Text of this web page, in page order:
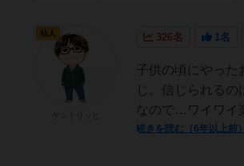
326名 1名
子供の頃にやっ
じ。信じられる
なので…ワイワイ
続きを読む（6年以上前）
仙人